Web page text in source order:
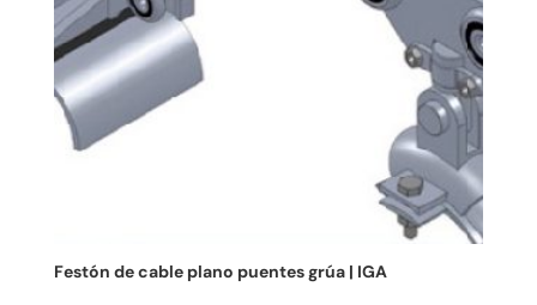
Festón de cable plano puentes grúa | IGA